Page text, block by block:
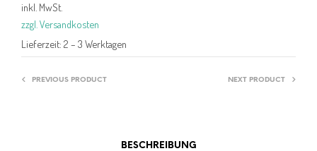
inkl. MwSt.
zzgl. Versandkosten
Lieferzeit: 2 – 3 Werktagen
PREVIOUS PRODUCT NEXT PRODUCT
BESCHREIBUNG